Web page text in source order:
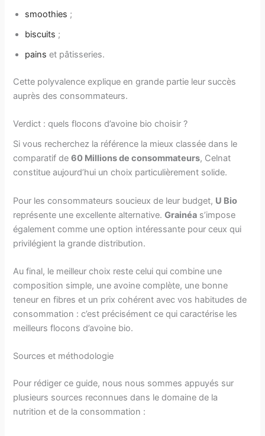
smoothies ;
biscuits ;
pains et pâtisseries.
Cette polyvalence explique en grande partie leur succès
auprès des consommateurs.
Verdict : quels flocons d’avoine bio choisir ?
Si vous recherchez la référence la mieux classée dans le
comparatif de60 Millions de consommateurs, Celnat
constitue aujourd’hui un choix particulièrement solide.
Pour les consommateurs soucieux de leur budget, U Bio
représente une excellente alternative.Grainéa s’impose
également comme une option intéressante pour ceux qui
privilégient la grande distribution.
Au final, le meilleur choix reste celui qui combine une
composition simple, une avoine complète, une bonne
teneur en fibres et un prix cohérent avec vos habitudes de
consommation : c’est précisément ce qui caractérise les
meilleurs flocons d’avoine bio.
Sources et méthodologie
Pour rédiger ce guide, nous nous sommes appuyés sur
plusieurs sources reconnues dans le domaine de la
nutrition et de la consommation :